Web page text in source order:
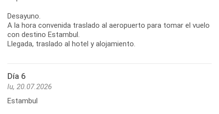
Desayuno.
A la hora convenida traslado al aeropuerto para tomar el vuelo
con destino Estambul.
Llegada, traslado al hotel y alojamiento.
Día 6
lu, 20.07.2026
Estambul